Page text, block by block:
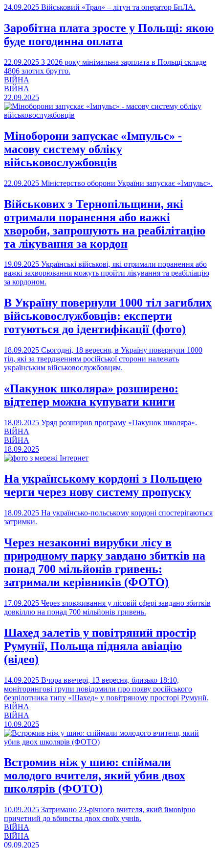
24.09.2025 Військовий «Трал» – літун та оператор БпЛА.
Заробітна плата зросте у Польщі: якою
буде погодинна оплата
22.09.2025 З 2026 року мінімальна зарплата в Польщі складе
4806 злотих брутто.
ВІЙНА
ВІЙНА
22.09.2025
Міноборони запускає «Імпульс» -
масову систему обліку
військовослужбовців
22.09.2025 Міністерство оборони України запускає «Імпульс».
Військових з Тернопільщини, які
отримали поранення або важкі
хвороби, запрошують на реабілітацію
та лікування за кордон
19.09.2025 Українські військові, які отримали поранення або
важкі захворювання можуть пройти лікування та реабіліацію
за кордоном.
В Україну повернули 1000 тіл загиблих
військовослужбовців: експерти
готуються до ідентифікації (фото)
18.09.2025 Сьогодні, 18 вересня, в Україну повернули 1000
тіл, які за твердженням російської сторони належать
українським військовослужбовцям.
«Пакунок школяра» розширено:
відтепер можна купувати книги
18.09.2025 Уряд розширив програму «Пакунок школяра».
ВІЙНА
ВІЙНА
18.09.2025
На українському кордоні з Польщею
черги через нову систему пропуску
18.09.2025 На українсько-польському кордоні спостерігаються
затримки.
Через незаконні вирубки лісу в
природному парку завдано збитків на
понад 700 мільйонів гривень:
затримали керівників (ФОТО)
17.09.2025 Через зловживання у лісовій сфері завдано збитків
довкіллю на понад 700 мільйонів гривень.
Шахед залетів у повітряний простір
Румунії, Польща підняла авіацію
(відео)
14.09.2025 Вчора ввечері, 13 вересня, близько 18:10,
моніторингові групи повідомили про появу російського
безпілотника типу «Шахед» у повітряному просторі Румунії.
ВІЙНА
ВІЙНА
10.09.2025
Встромив ніж у шию: спіймали
молодого вчителя, який убив двох
школярів (ФОТО)
10.09.2025 Затримано 23-річного вчителя, який ймовірно
причетний до вбивства двох своїх учнів.
ВІЙНА
ВІЙНА
09.09.2025